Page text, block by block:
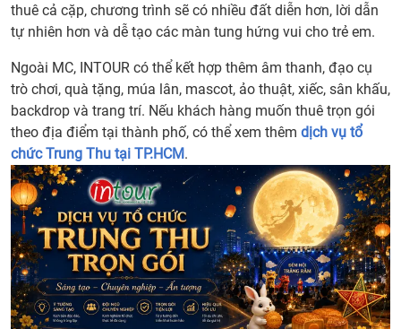
thuê cả cặp, chương trình sẽ có nhiều đất diễn hơn, lời dẫn
tự nhiên hơn và dễ tạo các màn tung hứng vui cho trẻ em.
Ngoài MC, INTOUR có thể kết hợp thêm âm thanh, đạo cụ
trò chơi, quà tặng, múa lân, mascot, ảo thuật, xiếc, sân khấu,
backdrop và trang trí. Nếu khách hàng muốn thuê trọn gói
theo địa điểm tại thành phố, có thể xem thêm dịch vụ tổ
chức Trung Thu tại TP.HCM.